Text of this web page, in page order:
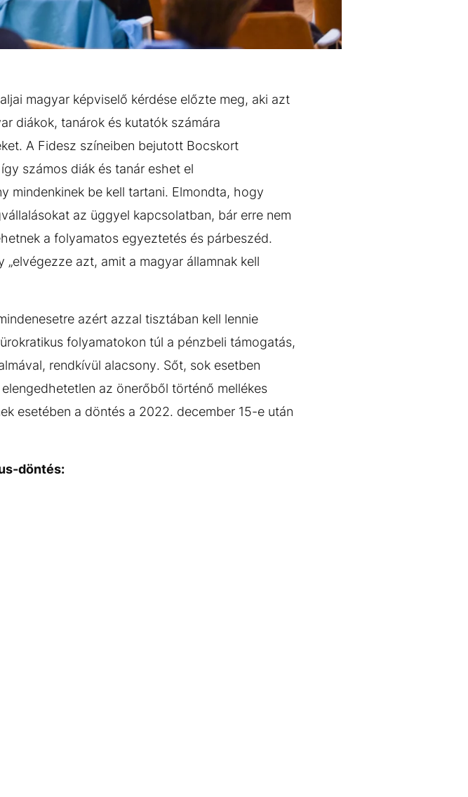
magyar képviselő kérdése előzte meg, aki azt
diákok, tanárok és kutatók számára
A Fidesz színeiben bejutott Bocskort
számos diák és tanár eshet el
mindenkinek be kell tartani. Elmondta, hogy
az üggyel kapcsolatban, bár erre nem
a folyamatos egyeztetés és párbeszéd.
azt, amit a magyar államnak kell
azért azzal tisztában kell lennie
folyamatokon túl a pénzbeli támogatás,
rendkívül alacsony. Sőt, sok esetben
az önerőből történő mellékes
esetében a döntés a 2022. december 15-e után
döntés: